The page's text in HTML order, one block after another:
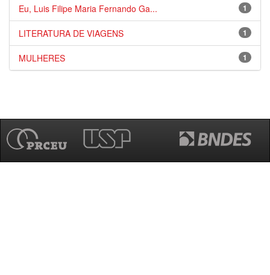
1
Eu, Luis Filipe Maria Fernando Ga...
1
LITERATURA DE VIAGENS
1
MULHERES